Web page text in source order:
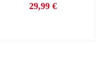
Precio
29,99 €